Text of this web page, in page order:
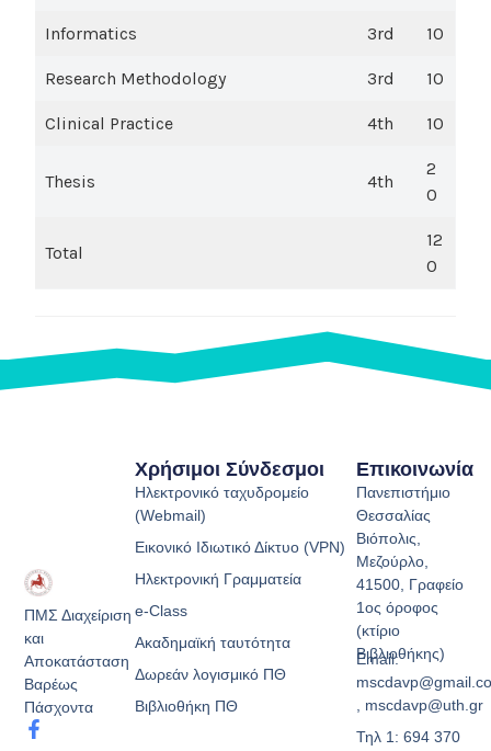
Informatics 3rd 10
Research Methodology 3rd 10
Clinical Practice 4th 10
Thesis 4th
2
0
Total
12
0
ΠΜΣ Διαχείριση
και
Αποκατάσταση
Βαρέως
Πάσχοντα
Χρήσιμοι Σύνδεσμοι
Ηλεκτρονικό ταχυδρομείο
(Webmail)
Εικονικό Ιδιωτικό Δίκτυο (VPN)
Ηλεκτρονική Γραμματεία
e-Class
Ακαδημαϊκή ταυτότητα
Δωρεάν λογισμικό ΠΘ
Βιβλιοθήκη ΠΘ
Επικοινωνία
Πανεπιστήμιο
Θεσσαλίας
Βιόπολις,
Μεζούρλο,
41500, Γραφείο
1ος όροφος
(κτίριο
Βιβλιοθήκης)
Email:
, mscdavp@uth.gr
Τηλ 1: 694 370